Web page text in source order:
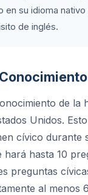
en su idioma nativo
de inglés.
de la
Unidos.
cívico durante
hará hasta 10
preguntas
al menos